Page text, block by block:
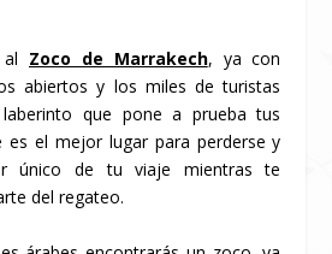
Zoco de Marrakech, ya con
abiertos y los miles de turistas
que pone a prueba tus
es el mejor lugar para perderse y
único de tu viaje mientras te
del regateo.